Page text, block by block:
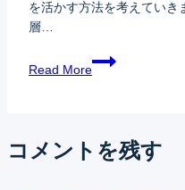
を活かす方法を考えていき
層…
Read More
コメントを残す